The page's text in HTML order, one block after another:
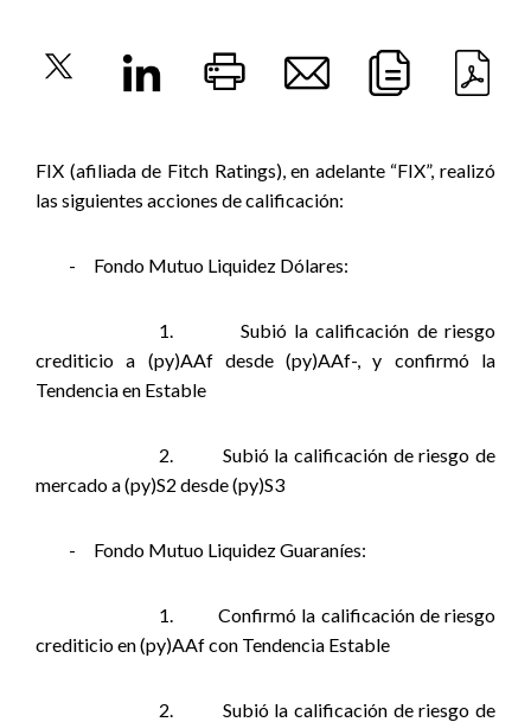
FIX (afiliada de Fitch Ratings), en adelante “FIX”, realizó
las siguientes acciones de calificación:
- Fondo Mutuo Liquidez Dólares:
1.
Subió la calificación de riesgo
crediticio a (py)AAf desde (py)AAf-, y confirmó la
Tendencia en Estable
2.
Subió la calificación de riesgo de
mercado a (py)S2 desde (py)S3
- Fondo Mutuo Liquidez Guaraníes:
1.
Confirmó la calificación de riesgo
crediticio en (py)AAf con Tendencia Estable
2.
Subió la calificación de riesgo de